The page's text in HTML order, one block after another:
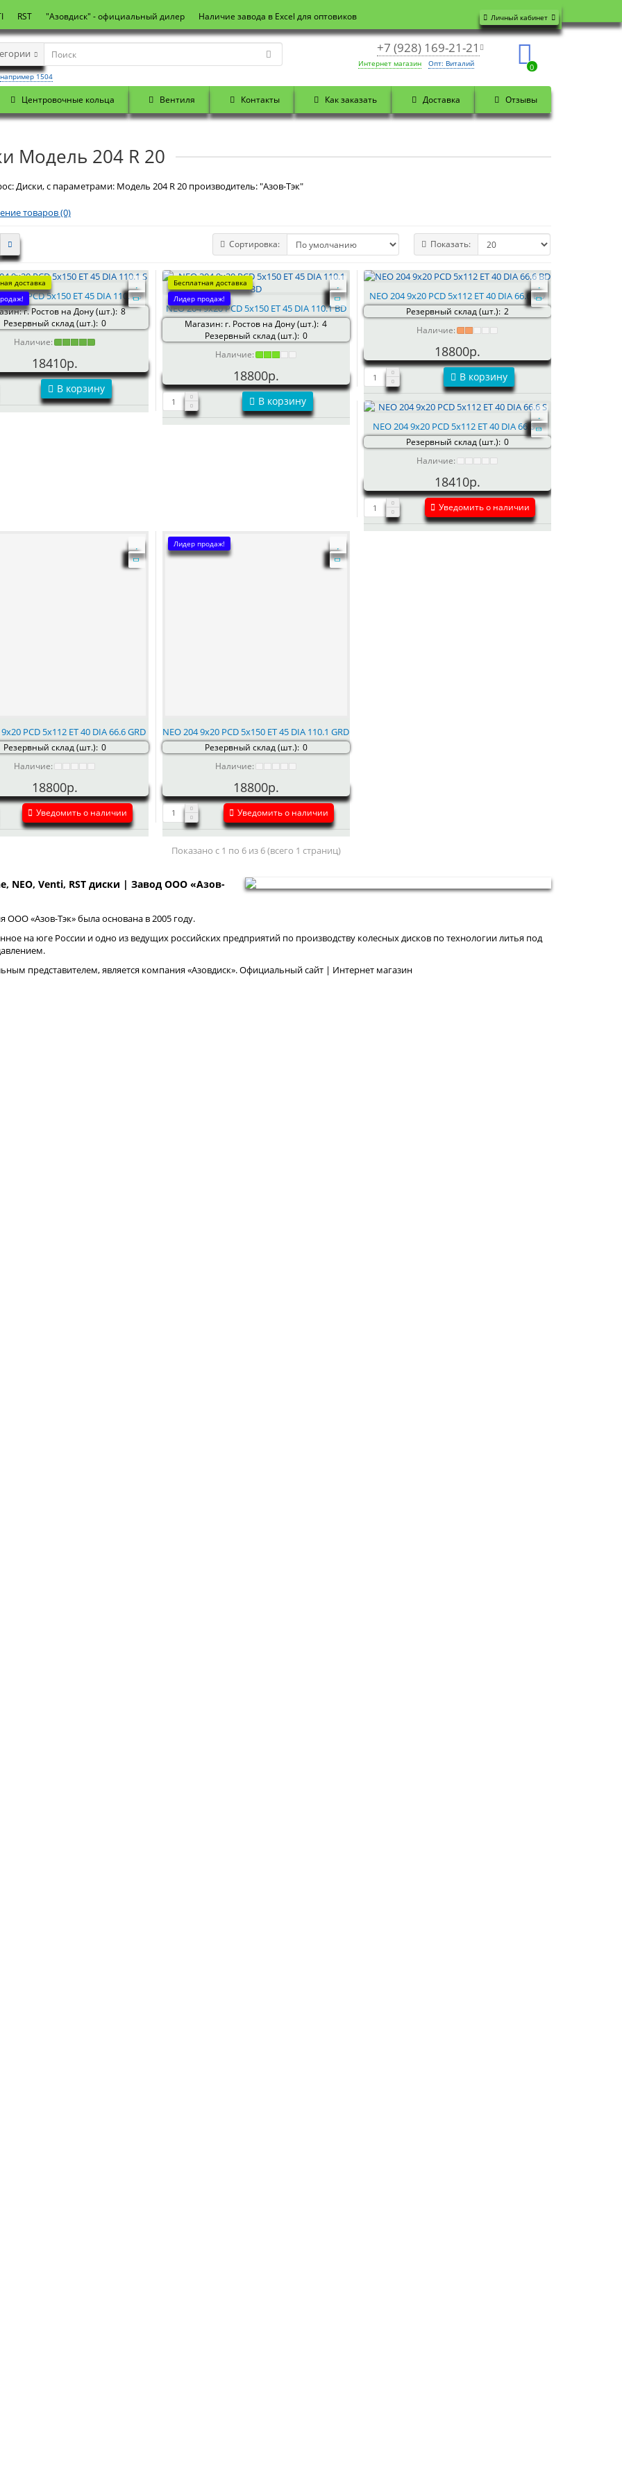
Личный кабинет
RST "Азовдиск" - официальный дилер Наличие завода в Excel для оптовиков
+7 (928) 169-21-21
Интернет магазин Опт: Виталий 0
например 1504
Центровочные кольца Вентиля Контакты Как заказать Доставка Отзывы
Модель 204 R 20
Диски, с параметрами: Модель 204 R 20 производитель: "Азов-Тэк"
товаров (0)
Сортировка: Показать:
доставка
9x20 PCD 5x150 ET 45 DIA 110.1 S
г. Ростов на Дону (шт.): 8
Резервный склад (шт.): 0
Наличие:
18410р.
В корзину
Бесплатная доставка
Лидер продаж!
NEO 204 9x20 PCD 5x150 ET 45 DIA 110.1 BD
Магазин: г. Ростов на Дону (шт.): 4
Резервный склад (шт.): 0
Наличие:
18800р.
В корзину
NEO 204 9x20 PCD 5x112 ET 40 DIA 66.6 BD
Резервный склад (шт.): 2
Наличие:
18800р.
В корзину
NEO 204 9x20 PCD 5x112 ET 40 DIA 66.6 S
Резервный склад (шт.): 0
Наличие:
18410р.
Уведомить о наличии
PCD 5x112 ET 40 DIA 66.6 GRD
Резервный склад (шт.): 0
Наличие:
18800р.
Уведомить о наличии
Лидер продаж!
NEO 204 9x20 PCD 5x150 ET 45 DIA 110.1 GRD
Резервный склад (шт.): 0
Наличие:
18800р.
Уведомить о наличии
Показано с 1 по 6 из 6 (всего 1 страниц)
NEO, Venti, RST диски | Завод ООО «Азов-
ООО «Азов-Тэк» была основана в 2005 году.
на юге России и одно из ведущих российских предприятий по производству колесных дисков по технологии литья под
представителем, является компания «Азовдиск». Официальный сайт | Интернет магазин